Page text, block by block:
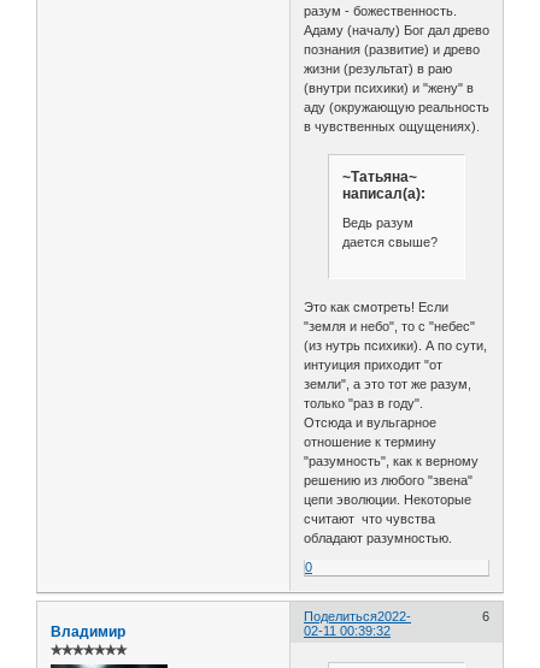
разум - божественность.
Адаму (началу) Бог дал древо
познания (развитие) и древо
жизни (результат) в раю
(внутри психики) и "жену" в
аду (окружающую реальность
в чувственных ощущениях).
~Татьяна~
написал(а):
Ведь разум
дается свыше?
Это как смотреть! Если
"земля и небо", то с "небес"
(из нутрь психики). А по сути,
интуиция приходит "от
земли", а это тот же разум,
только "раз в году".
Отсюда и вульгарное
отношение к термину
"разумность", как к верному
решению из любого "звена"
цепи эволюции. Некоторые
считают что чувства
обладают разумностью.
0
Поделиться 6
2022-
02-11 00:39:32
Владимир
✯✯✯✯✯✯✯